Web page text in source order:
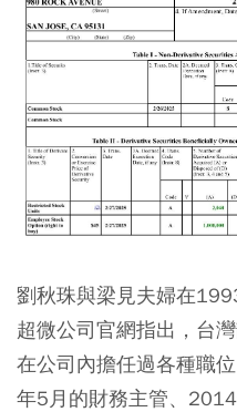
劉秋珠與梁見夫婦在
超微公司官網指出，台
在公司內擔任過各種職
年5月的財務主管、